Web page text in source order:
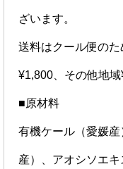
ざいます。
送料はクール便の
¥1,800、その他地域
■原材料
有機ケール（愛媛
産）、アオシソエキ